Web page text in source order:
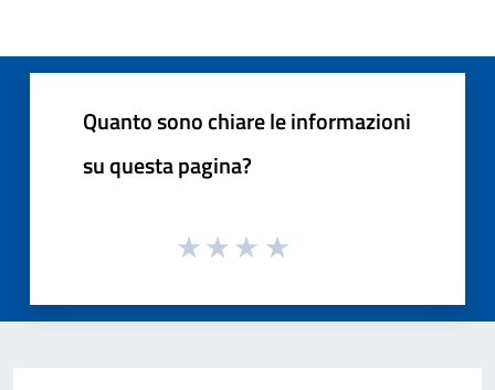
Quanto sono chiare le informazioni
su questa pagina?